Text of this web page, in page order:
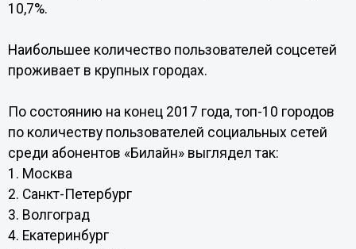
10,7%.
Наибольшее количество пользователей соцсетей
проживает в крупных городах.
По состоянию на конец 2017 года, топ-10 городов
по количеству пользователей социальных сетей
среди абонентов «Билайн» выглядел так:
1. Москва
2. Санкт-Петербург
3. Волгоград
4. Екатеринбург